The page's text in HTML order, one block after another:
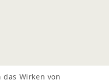
das Wirken von